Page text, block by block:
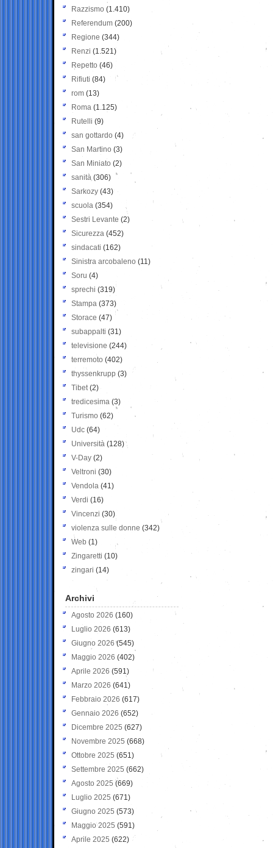
Razzismo (1.410)
Referendum (200)
Regione (344)
Renzi (1.521)
Repetto (46)
Rifiuti (84)
rom (13)
Roma (1.125)
Rutelli (9)
san gottardo (4)
San Martino (3)
San Miniato (2)
sanità (306)
Sarkozy (43)
scuola (354)
Sestri Levante (2)
Sicurezza (452)
sindacati (162)
Sinistra arcobaleno (11)
Soru (4)
sprechi (319)
Stampa (373)
Storace (47)
subappalti (31)
televisione(244)
terremoto (402)
thyssenkrupp (3)
Tibet(2)
tredicesima (3)
Turismo (62)
Udc (64)
Università (128)
V-Day (2)
Veltroni (30)
Vendola (41)
Verdi (16)
Vincenzi (30)
violenza sulle donne (342)
Web (1)
Zingaretti (10)
zingari (14)
Archivi
Agosto 2026 (160)
Luglio 2026 (613)
Giugno 2026 (545)
Maggio 2026 (402)
Aprile 2026 (591)
Marzo 2026 (641)
Febbraio 2026 (617)
Gennaio 2026 (652)
Dicembre 2025 (627)
Novembre 2025 (668)
Ottobre 2025 (651)
Settembre 2025 (662)
Agosto 2025 (669)
Luglio 2025 (671)
Giugno 2025 (573)
Maggio 2025 (591)
Aprile 2025 (622)